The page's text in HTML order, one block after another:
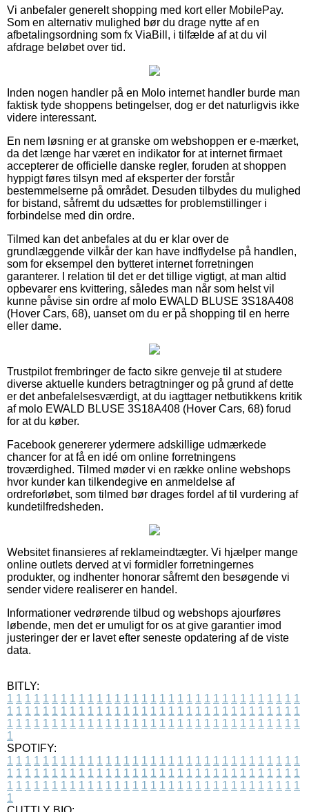
Vi anbefaler generelt shopping med kort eller MobilePay.
Som en alternativ mulighed bør du drage nytte af en
afbetalingsordning som fx ViaBill, i tilfælde af at du vil
afdrage beløbet over tid.
Inden nogen handler på en Molo internet handler burde man
faktisk tyde shoppens betingelser, dog er det naturligvis ikke
videre interessant.
En nem løsning er at granske om webshoppen er e-mærket,
da det længe har været en indikator for at internet firmaet
accepterer de officielle danske regler, foruden at shoppen
hyppigt føres tilsyn med af eksperter der forstår
bestemmelserne på området. Desuden tilbydes du mulighed
for bistand, såfremt du udsættes for problemstillinger i
forbindelse med din ordre.
Tilmed kan det anbefales at du er klar over de
grundlæggende vilkår der kan have indflydelse på handlen,
som for eksempel den bytteret internet forretningen
garanterer. I relation til det er det tillige vigtigt, at man altid
opbevarer ens kvittering, således man når som helst vil
kunne påvise sin ordre af molo EWALD BLUSE 3S18A408
(Hover Cars, 68), uanset om du er på shopping til en herre
eller dame.
Trustpilot frembringer de facto sikre genveje til at studere
diverse aktuelle kunders betragtninger og på grund af dette
er det anbefalelsesværdigt, at du iagttager netbutikkens kritik
af molo EWALD BLUSE 3S18A408 (Hover Cars, 68) forud
for at du køber.
Facebook genererer ydermere adskillige udmærkede
chancer for at få en idé om online forretningens
troværdighed. Tilmed møder vi en række online webshops
hvor kunder kan tilkendegive en anmeldelse af
ordreforløbet, som tilmed bør drages fordel af til vurdering af
kundetilfredsheden.
Websitet finansieres af reklameindtægter. Vi hjælper mange
online outlets derved at vi formidler forretningernes
produkter, og indhenter honorar såfremt den besøgende vi
sender videre realiserer en handel.
Informationer vedrørende tilbud og webshops ajourføres
løbende, men det er umuligt for os at give garantier imod
justeringer der er lavet efter seneste opdatering af de viste
data.
BITLY:
1 1 1 1 1 1 1 1 1 1 1 1 1 1 1 1 1 1 1 1 1 1 1 1 1 1 1 1 1 1 1 1 1
1 1 1 1 1 1 1 1 1 1 1 1 1 1 1 1 1 1 1 1 1 1 1 1 1 1 1 1 1 1 1 1 1
1 1 1 1 1 1 1 1 1 1 1 1 1 1 1 1 1 1 1 1 1 1 1 1 1 1 1 1 1 1 1 1 1
1
SPOTIFY:
1 1 1 1 1 1 1 1 1 1 1 1 1 1 1 1 1 1 1 1 1 1 1 1 1 1 1 1 1 1 1 1 1
1 1 1 1 1 1 1 1 1 1 1 1 1 1 1 1 1 1 1 1 1 1 1 1 1 1 1 1 1 1 1 1 1
1 1 1 1 1 1 1 1 1 1 1 1 1 1 1 1 1 1 1 1 1 1 1 1 1 1 1 1 1 1 1 1 1
1